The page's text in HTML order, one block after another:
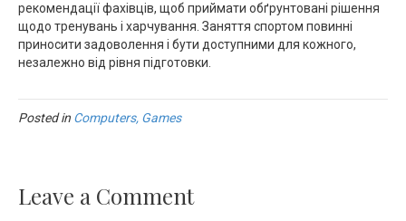
рекомендації фахівців, щоб приймати обґрунтовані рішення
щодо тренувань і харчування. Заняття спортом повинні
приносити задоволення і бути доступними для кожного,
незалежно від рівня підготовки.
Posted in Computers, Games
Leave a Comment